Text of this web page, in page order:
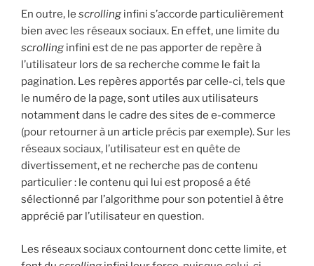
En outre, le scrolling infini s’accorde particulièrement
bien avec les réseaux sociaux. En effet, une limite du
scrolling infini est de ne pas apporter de repère à
l’utilisateur lors de sa recherche comme le fait la
pagination. Les repères apportés par celle-ci, tels que
le numéro de la page, sont utiles aux utilisateurs
notamment dans le cadre des sites de e-commerce
(pour retourner à un article précis par exemple). Sur les
réseaux sociaux, l’utilisateur est en quête de
divertissement, et ne recherche pas de contenu
particulier : le contenu qui lui est proposé a été
sélectionné par l’algorithme pour son potentiel à être
apprécié par l’utilisateur en question.
Les réseaux sociaux contournent donc cette limite, et